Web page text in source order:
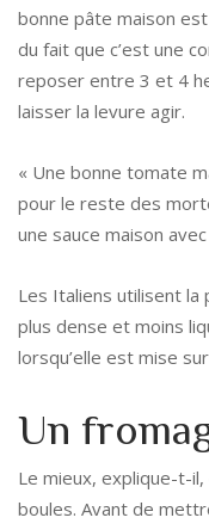
bonne pâte maison
du fait que c’est une
reposer entre 3 et 4
laisser la levure agir.
« Une bonne tomate
pour le reste des
une sauce maison
Les Italiens utilisent
plus dense et moins
lorsqu’elle est mise
Un
Le mieux, explique-t-
boules. Avant de